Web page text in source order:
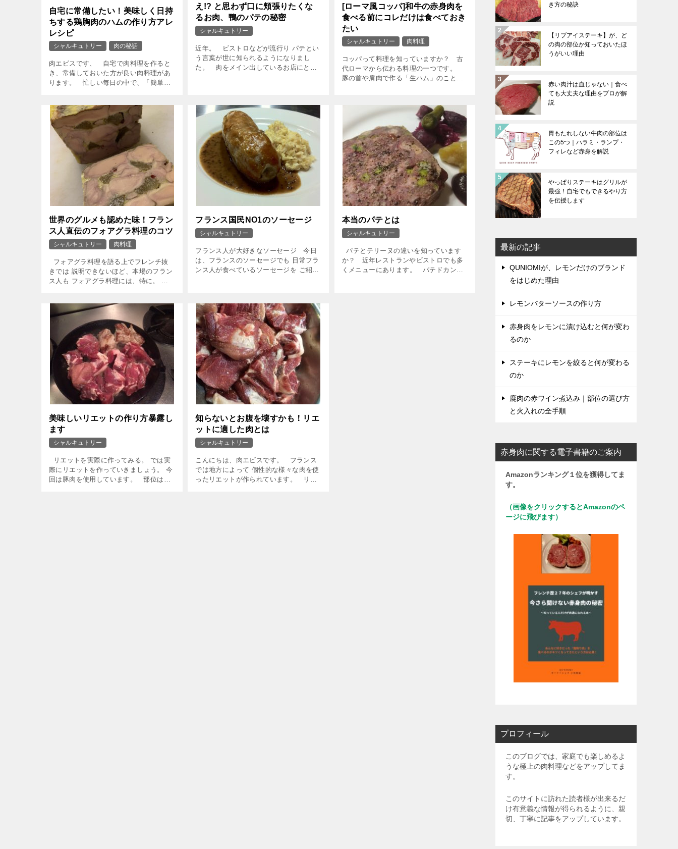
自宅に常備したい！美味しく日持
ちする鶏胸肉のハムの作り方アレ
レシピ
シャルキュトリー 肉の秘話
肉エビスです、 自宅で肉料理を作ると
き、常備しておいた方が良い肉料理があ
ります。 忙しい毎日の中で、「簡単に
か？ &nb […]
え!? と思わず口に頬張りたくな
るお肉、鴨のパテの秘密
シャルキュトリー
近年。 ビストロなどが流行り パテとい
う言葉が世に知られるようになりまし
た。 肉をメイン出しているお店にとっ
[ローマ風コッパ]和牛の赤身肉を
食べる前にコレだけは食べておき
たい
シャルキュトリー 肉料理
コッパって料理を知っていますか？ 古
代ローマから伝わる料理の一つです。
豚の首や肩肉で作る「生ハム」のことを
世界のグルメも認めた味！フラン
ス人直伝のフォアグラ料理のコツ
シャルキュトリー 肉料理
フォアグラ料理を語る上でフレンチ抜
きでは 説明できないほど、本場のフラン
ス人も フォアグラ料理には、特に。 ク
どんな料理 […]
フランス国民NO1のソーセージ
シャルキュトリー
フランス人が大好きなソーセージ 今日
は、フランスのソーセージでも 日常フラ
ンス人が食べているソーセージを ご紹介
本当のパテとは
シャルキュトリー
パテとテリーヌの違いを知っています
か？ 近年レストランやビストロでも多
くメニューにあります。 パテドカンパ
美味しいリエットの作り方暴露し
ます
シャルキュトリー
リエットを実際に作ってみる。 では実
際にリエットを作っていきましょう。 今
回は豚肉を使用しています。 部位は肩
知らないとお腹を壊すかも！リエ
ットに適した肉とは
シャルキュトリー
こんにちは、肉エビスです。 フランス
では地方によって 個性的な様々な肉を使
ったリエットが作られています。 リエ
ト
き方の秘訣
【リブアイステーキ】が、ど
の肉の部位か知っておいたほ
うがいい理由
赤い肉汁は血じゃない｜食べ
ても大丈夫な理由をプロが解
説
胃もたれしない牛肉の部位は
この5つ｜ハラミ・ランプ・
フィレなど赤身を解説
やっぱりステーキはグリルが
最強！自宅でもできるやり方
を伝授します
最新の記事
QUNIOMIが、レモンだけのブランド
をはじめた理由
レモンバターソースの作り方
赤身肉をレモンに漬け込むと何が変わ
るのか
ステーキにレモンを絞ると何が変わる
のか
鹿肉の赤ワイン煮込み｜部位の選び方
と火入れの全手順
赤身肉に関する電子書籍のご案内
Amazonランキング１位を獲得してま
す。
（画像をクリックするとAmazonのペ
ージに飛びます）
プロフィール
このブログでは、家庭でも楽しめるよ
うな極上の肉料理などをアップしてま
す。
このサイトに訪れた読者様が出来るだ
け有意義な情報が得られるように、親
切、丁寧に記事をアップしています。